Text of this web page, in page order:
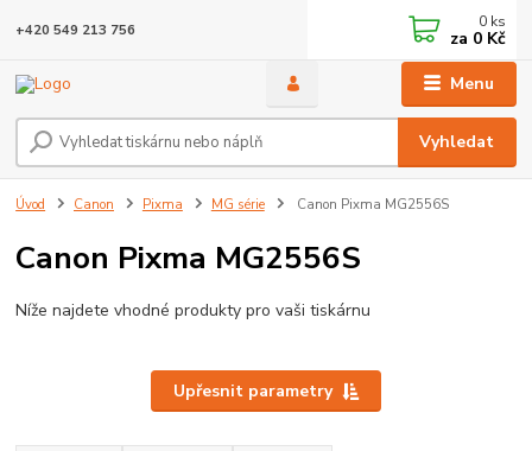
Menu
Vyhledat
+420 549 213 756 0 ks
za 0 Kč
Úvod Canon Pixma MG série Canon Pixma MG2556S
Canon Pixma MG2556S
Níže najdete vhodné produkty pro vaši tiskárnu
Upřesnit parametry